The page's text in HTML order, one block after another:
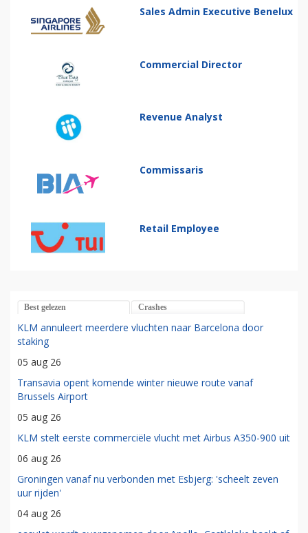
Sales Admin Executive Benelux
Commercial Director
Revenue Analyst
Commissaris
Retail Employee
Best gelezen Crashes
KLM annuleert meerdere vluchten naar Barcelona door
staking
05 aug 26
Transavia opent komende winter nieuwe route vanaf
Brussels Airport
05 aug 26
KLM stelt eerste commerciële vlucht met Airbus A350-900 uit
06 aug 26
Groningen vanaf nu verbonden met Esbjerg: 'scheelt zeven
uur rijden'
04 aug 26